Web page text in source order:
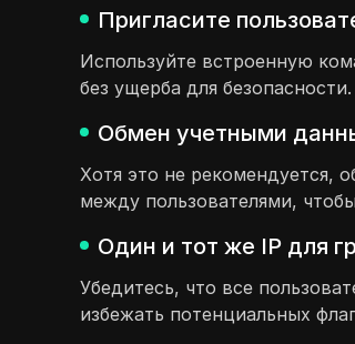
Пригласите
Используйте встроенную
без ущерба для безопасности.
Обмен учетными
Хотя это не рекомендуется,
между пользователями,
Один и тот же IP для
Убедитесь, что все
избежать потенциальных